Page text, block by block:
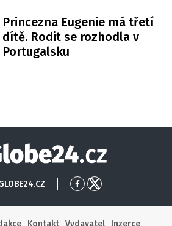
Princezna Eugenie má třetí
dítě. Rodit se rozhodla v
Portugalsku
Globe24
Přejít
Facebook
Přejít
X
Kontakt Vydavatel Inzerce